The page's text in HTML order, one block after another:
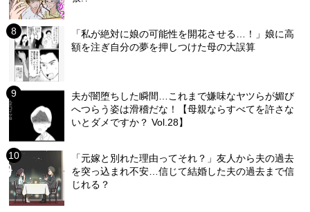
「私が絶対に娘の可能性を開花させる…！」娘に高
額を注ぎ自分の夢を押しつけた母の大誤算
夫が闇堕ちした瞬間…これまで嫌味なヤツらが媚び
へつらう姿は滑稽だな！【母親ならすべてを許さな
いとダメですか？ Vol.28】
「元嫁と別れた理由ってそれ？」友人から夫の過去
を突っ込まれ不安…信じて結婚した夫の過去まで信
じれる？